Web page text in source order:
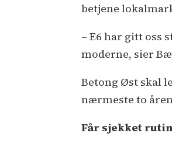
betjene
– E6 har gitt oss
moderne, sier
Betong Øst skal
nærmeste to
Får sjekket